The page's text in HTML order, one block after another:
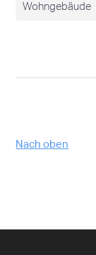
Wohngebäude
Nach oben